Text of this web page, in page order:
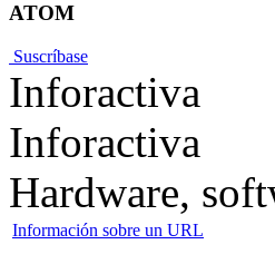
ATOM
Suscríbase
Inforactiva
Inforactiva
Hardware,
Información sobre un URL